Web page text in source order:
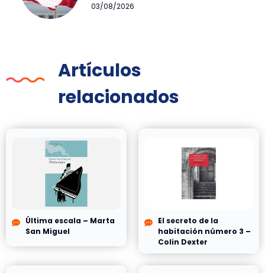
03/08/2026
Artículos
relacionados
Última escala – Marta
San Miguel
El secreto de la
habitación número 3 –
Colin Dexter